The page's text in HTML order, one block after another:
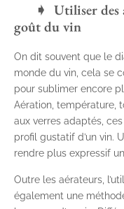
Utiliser des
goût du vin
On dit souvent que le
monde du vin, cela se
pour sublimer encore
Aération, température,
aux verres adaptés,
profil gustatif d’un vin.
rendre plus expressif
Outre les aérateurs,
également une